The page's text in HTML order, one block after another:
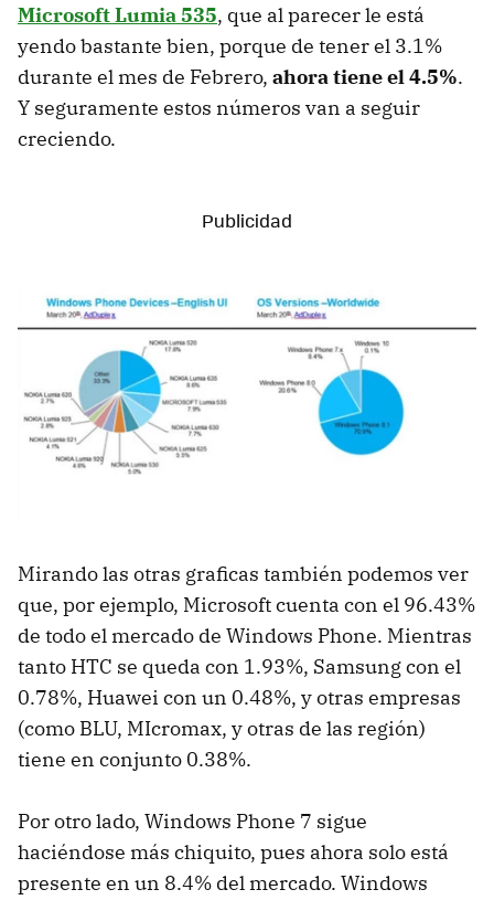
Microsoft Lumia 535, que al parecer le está
yendo bastante bien, porque de tener el 3.1%
durante el mes de Febrero, ahora tiene el 4.5%.
Y seguramente estos números van a seguir
creciendo.
Mirando las otras graficas también podemos ver
que, por ejemplo, Microsoft cuenta con el 96.43%
de todo el mercado de Windows Phone. Mientras
tanto HTC se queda con 1.93%, Samsung con el
0.78%, Huawei con un 0.48%, y otras empresas
(como BLU, MIcromax, y otras de las región)
tiene en conjunto 0.38%.
Por otro lado, Windows Phone 7 sigue
haciéndose más chiquito, pues ahora solo está
presente en un 8.4% del mercado. Windows